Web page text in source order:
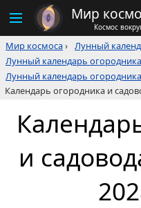
Мир
Космос
Мир космоса› Лунный
Лунный календарь
Лунный календарь
Календарь огородника и
и